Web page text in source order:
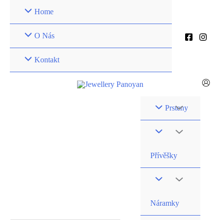
Přeskočit
Home
O Nás
Kontakt
Prsteny
Přívěšky
Náramky